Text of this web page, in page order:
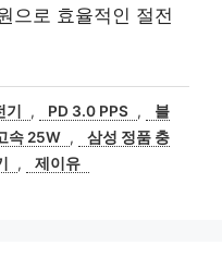
으로 효율적인 절전
, PD 3.0 PPS ,
블
속 25W ,
삼성 정품 충
, 제이유